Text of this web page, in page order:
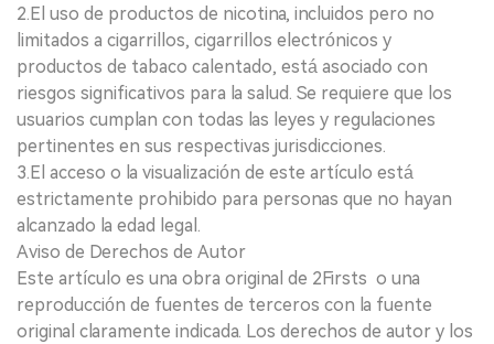
2.El uso de productos de nicotina, incluidos pero no
limitados a cigarrillos, cigarrillos electrónicos y
productos de tabaco calentado, está asociado con
riesgos significativos para la salud. Se requiere que los
usuarios cumplan con todas las leyes y regulaciones
pertinentes en sus respectivas jurisdicciones.
3.El acceso o la visualización de este artículo está
estrictamente prohibido para personas que no hayan
alcanzado la edad legal.
Aviso de Derechos de Autor
Este artículo es una obra original de 2Firsts o una
reproducción de fuentes de terceros con la fuente
original claramente indicada. Los derechos de autor y los